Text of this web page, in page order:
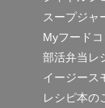
スープジャ
Myフード
部活弁当レ
イージース
レシピ本の